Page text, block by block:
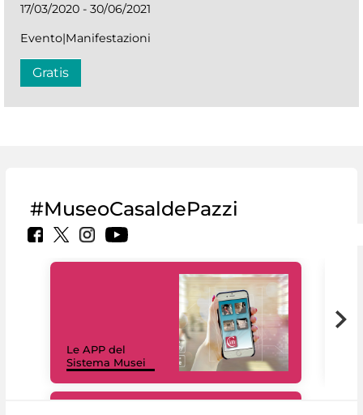
17/03/2020 - 30/06/2021
Evento|Manifestazioni
Gratis
#MuseoCasaldePazzi
Le APP del
Sistema Musei